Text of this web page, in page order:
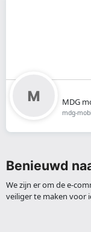
MDG
mdg-
Benieuwd
We zijn er om de e-
veiliger te maken voor